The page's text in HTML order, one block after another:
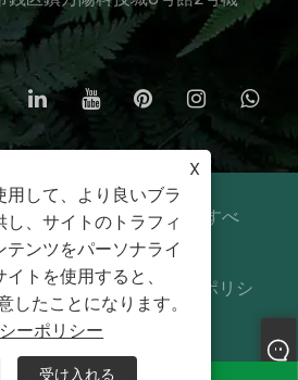
石街家庭用品有限公司すべ
RSS |XML|プライバシーポリシ
X
して、より良いブラ
、サイトのトラフィ
ンツをパーソナライ
トを使用すると、
たことになります。
ーポリシー